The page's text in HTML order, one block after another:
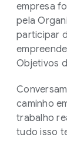
empresa
pela
participar
Objetivos
caminho
trabalho
tudo isso